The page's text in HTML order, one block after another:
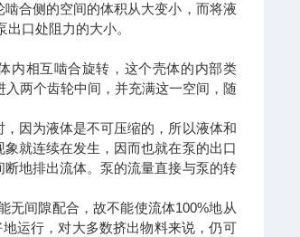
合侧的空间的体积从大变小，而将液
口处阻力的大小。
内相互啮合旋转，这个壳体的内部类
两个齿轮中间，并充满这一空间，随
因为液体是不可压缩的，所以液体和
就连续在发生，因而也就在泵的出口
地排出流体。泵的流量直接与泵的转
无间隙配合，故不能使流体100%地从
运行，对大多数挤出物料来说，仍可